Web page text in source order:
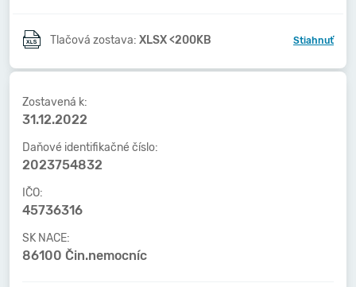
Tlačová zostava: XLSX <200KB Stiahnuť
Zostavená k:
31.12.2022
Daňové identifikačné číslo:
2023754832
IČO:
45736316
SK NACE:
86100 Čin.nemocníc